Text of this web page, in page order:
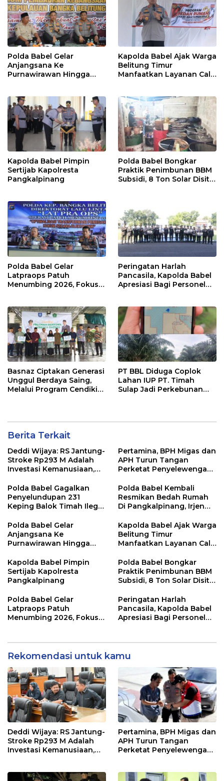
Polda Babel Gelar
Anjangsana Ke
Purnawirawan Hingga
Kapolda Babel Ajak Warga
Belitung Timur
Manfaatkan Layanan Call
Kapolda Babel Pimpin
Sertijab Kapolresta
Pangkalpinang
Polda Babel Bongkar
Praktik Penimbunan BBM
Subsidi, 8 Ton Solar Disita
Polda Babel Gelar
Latpraops Patuh
Menumbing 2026, Fokus
Peringatan Harlah
Pancasila, Kapolda Babel
Apresiasi Bagi Personel
Basnaz Ciptakan Generasi
Unggul Berdaya Saing,
Melalui Program Cendikia
PT BBL Diduga Coplok
Lahan IUP PT. Timah
Sulap Jadi Perkebunan
Berita Terkait
Deddi Wijaya: RS Jantung-
Stroke Rp293 M Adalah
Investasi Kemanusiaan,
Pertamina, BPH Migas dan
APH Turun Tangan
Perketat Penyelewengan
Polda Babel Gagalkan
Penyelundupan 231
Keping Balok Timah Ilegal
Polda Babel Kembali
Resmikan Bedah Rumah
Di Pangkalpinang, Irjen
Membantu Masyarakat
Polda Babel Gelar
Anjangsana Ke
Purnawirawan Hingga
Bhayangkara Ke 80
Kapolda Babel Ajak Warga
Belitung Timur
Manfaatkan Layanan Call
Kapolda Babel Pimpin
Sertijab Kapolresta
Pangkalpinang
Polda Babel Bongkar
Praktik Penimbunan BBM
Subsidi, 8 Ton Solar Disita
Ditangkap
Polda Babel Gelar
Latpraops Patuh
Menumbing 2026, Fokus
Peringatan Harlah
Pancasila, Kapolda Babel
Apresiasi Bagi Personel
Rekomendasi untuk kamu
Deddi Wijaya: RS Jantung-
Stroke Rp293 M Adalah
Investasi Kemanusiaan,
Pertamina, BPH Migas dan
APH Turun Tangan
Perketat Penyelewengan